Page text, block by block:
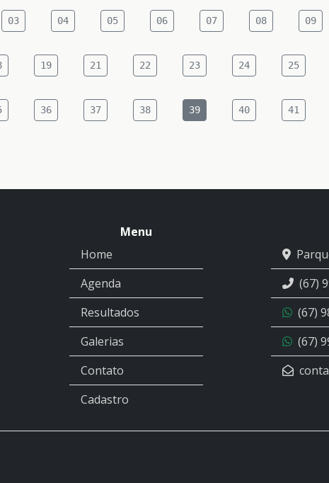
03 04 05 06 07 08 09
19 21 22 23 24 25
36 37 38 39 40 41
Menu
Home
Agenda
Resultados
Galerias
Contato
Cadastro
(67)
(67)
(67)